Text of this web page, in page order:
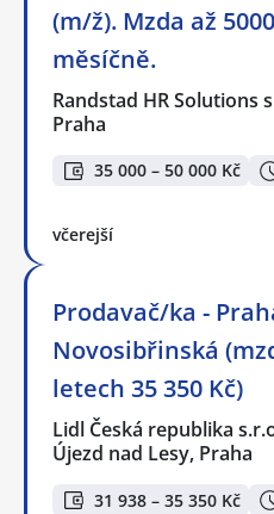
(m/ž). Mzda až
měsíčně.
Randstad HR Solutions
Praha
35 000 – 50 000 Kč
včerejší
Prodavač/ka -
Novosibřinská
letech 35 350 Kč)
Lidl Česká republika
Újezd nad Lesy, Praha
31 938 – 35 350 Kč